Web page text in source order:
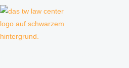
Zum